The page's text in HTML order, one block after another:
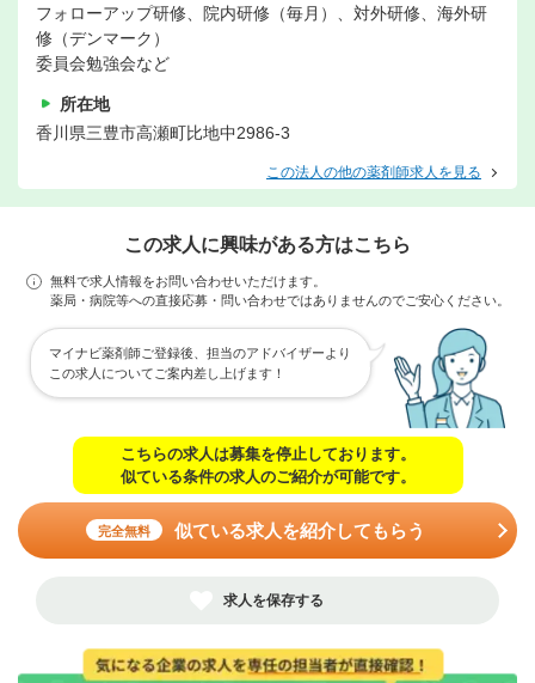
フォローアップ研修、院内研修（毎月）、対外研修、海外研
修（デンマーク）
委員会勉強会など
所在地
香川県三豊市高瀬町比地中2986‐3
この法人の他の薬剤師求人を見る
この求人に興味がある方はこちら
無料で求人情報をお問い合わせいただけます。
薬局・病院等への直接応募・問い合わせではありませんのでご安心ください。
マイナビ薬剤師ご登録後、担当のアドバイザーより
この求人についてご案内差し上げます！
こちらの求人は募集を停止しております。
似ている条件の求人のご紹介が可能です。
完全無料 似ている求人を紹介してもらう
求人を保存する